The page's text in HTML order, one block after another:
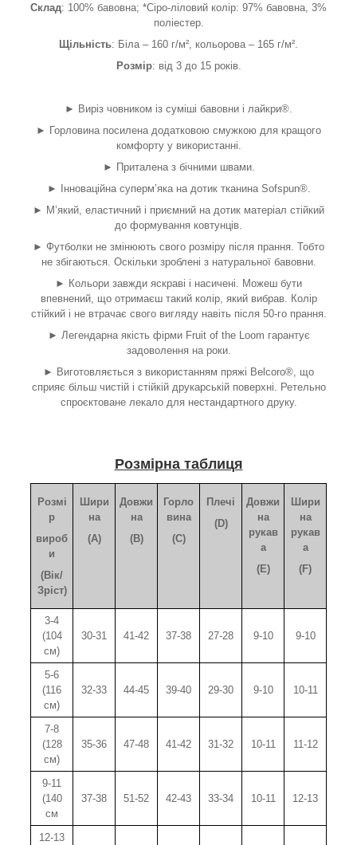
Склад: 100% бавовна; *Сіро-ліловий колір: 97% бавовна, 3%
поліестер.
Щільність: Біла – 160 г/м², кольорова – 165 г/м².
Розмір: від 3 до 15 років.
► Виріз човником із суміші бавовни і лайкри®.
► Горловина посилена додатковою смужкою для кращого
комфорту у використанні.
► Приталена з бічними швами.
► Інноваційна суперм’яка на дотик тканина Sofspun®.
► М’який, еластичний і приємний на дотик матеріал стійкий
до формування ковтунців.
► Футболки не змінюють свого розміру після прання. Тобто
не збігаються. Оскільки зроблені з натуральної бавовни.
► Кольори завжди яскраві і насичені. Можеш бути
впевнений, що отримаєш такий колір, який вибрав. Колір
стійкий і не втрачає свого вигляду навіть після 50-го прання.
► Легендарна якість фірми Fruit of the Loom гарантує
задоволення на роки.
► Виготовляється з використанням пряжі Belcoro®, що
сприяє більш чистій і стійкій друкарській поверхні. Ретельно
спроєктоване лекало для нестандартного друку.
Розмірна таблиця
Розмі
р
вироб
и
(Вік/
Зріст)
Шири
на
(A)
Довжи
на
(B)
Горло
вина
(C)
Плечі
(D)
Довжи
на
рукав
а
(E)
Шири
на
рукав
а
(F)
3-4
(104
см)
30-31 41-42 37-38 27-28 9-10 9-10
5-6
(116
см)
32-33 44-45 39-40 29-30 9-10 10-11
7-8
(128
см)
35-36 47-48 41-42 31-32 10-11 11-12
9-11
(140
см
37-38 51-52 42-43 33-34 10-11 12-13
12-13